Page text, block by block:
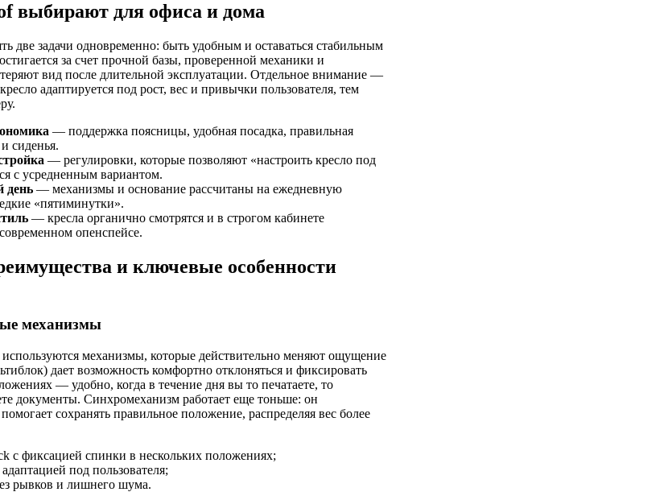
выбирают для офиса и дома
две задачи одновременно: быть удобным и оставаться стабильным
за счет прочной базы, проверенной механики и
вид после длительной эксплуатации. Отдельное внимание —
адаптируется под рост, вес и привычки пользователя, тем
— поддержка поясницы, удобная посадка, правильная
сиденья.
— регулировки, которые позволяют «настроить кресло под
с усредненным вариантом.
день — механизмы и основание рассчитаны на ежедневную
«пятиминутки».
— кресла органично смотрятся и в строгом кабинете
опенспейсе.
и ключевые особенности
механизмы
механизмы, которые действительно меняют ощущение
дает возможность комфортно отклоняться и фиксировать
— удобно, когда в течение дня вы то печатаете, то
документы. Синхромеханизм работает еще тоньше: он
сохранять правильное положение, распределяя вес более
с фиксацией спинки в нескольких положениях;
под пользователя;
рывков и лишнего шума.